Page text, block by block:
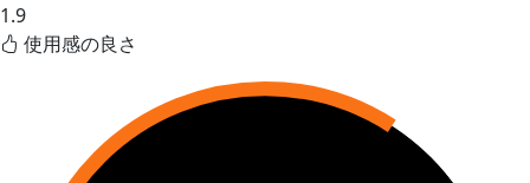
1.9
使用感の良さ